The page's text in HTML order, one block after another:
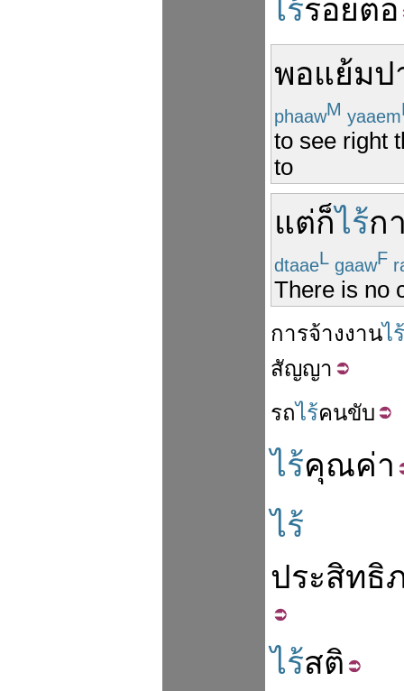
ไร้รอยต่อ
พอแย้มป
phaawM yaaem
to see right
to
แต่ก็ไร้ก
dtaaeL gaawF
There is no
การจ้างงานไร้
สัญญา
รถไร้คนขับ
ไร้คุณค่า
ไร้
ประสิทธิ
ไร้สติ